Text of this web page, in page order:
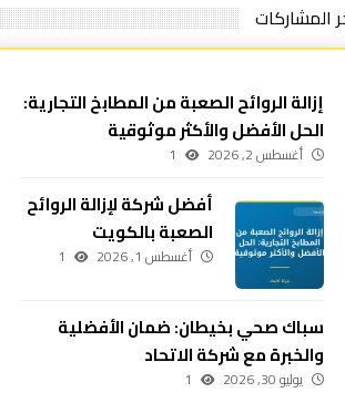
المشاركات
إزالة الروائح الصعبة من المطابخ التجارية:
الحل الأفضل والأكثر موثوقية
أغسطس 2, 2026 1
أفضل شركة لإزالة الروائح
الصعبة بالكويت
أغسطس 1, 2026 1
سباك صحي بخيطان: ضمان الأفضلية
والخبرة مع شركة الاتحاد
يوليو 30, 2026 1